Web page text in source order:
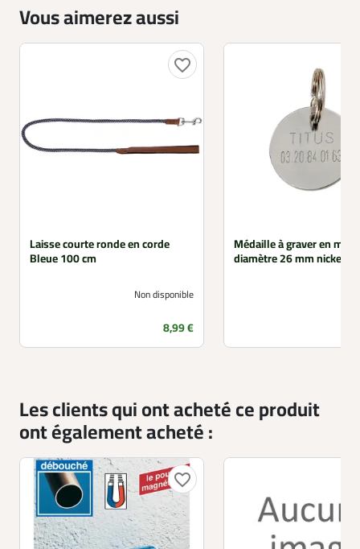
Vous aimerez aussi
favorite_border
Laisse courte ronde en corde
Bleue 100 cm
Non disponible
Prix
8,99 €
Médaille à graver en
diamètre 26 mm nickelée
Les clients qui ont acheté ce produit
ont également acheté :
favorite_border